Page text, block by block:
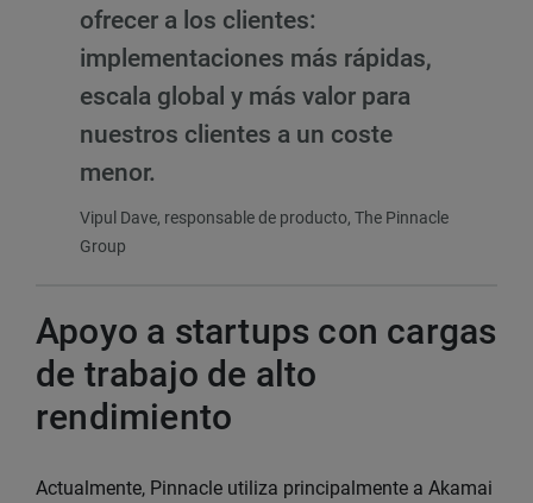
ofrecer a los clientes:
implementaciones más rápidas,
escala global y más valor para
nuestros clientes a un coste
menor.
Vipul Dave, responsable de producto, The Pinnacle
Group
Apoyo a startups con cargas
de trabajo de alto
rendimiento
Actualmente, Pinnacle utiliza principalmente a Akamai